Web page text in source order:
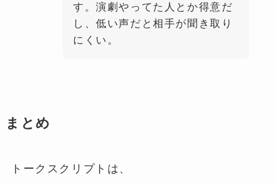
す。演劇やってた人とか得意だ
し、低い声だと相手が聞き取り
にくい。
まとめ
トークスクリプトは、